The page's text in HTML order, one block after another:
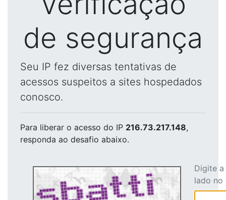
de segurança
Seu IP fez diversas tentativas de
acessos suspeitos a sites hospedados
conosco.
Para liberar o acesso do IP 216.73.217.148,
responda ao desafio abaixo.
Digite
lado no